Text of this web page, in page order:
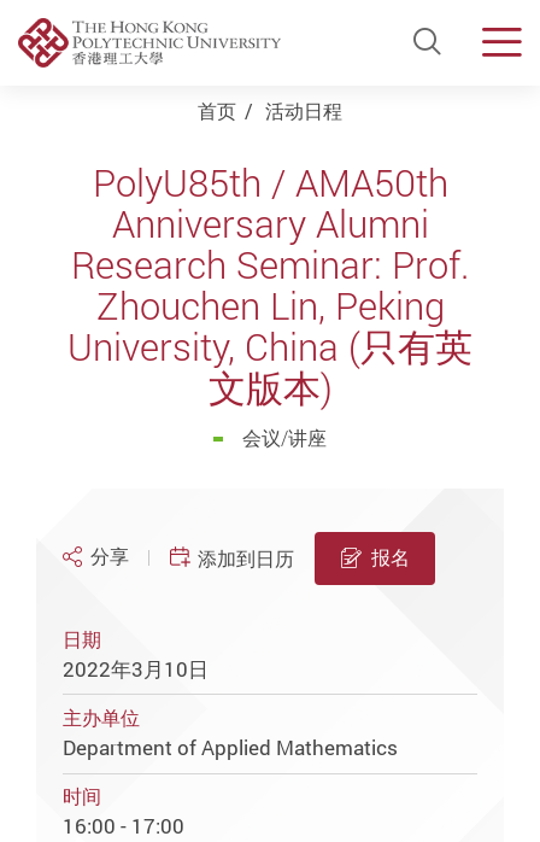
Open
首页 活动日程
PolyU85th / AMA50th
Anniversary Alumni
Research Seminar: Prof.
Zhouchen Lin, Peking
University, China (只有英
文版本)
会议/讲座
分享 添加到日历 报名
日期
2022年3月10日
主办单位
Department of Applied Mathematics
时间
16:00 - 17:00